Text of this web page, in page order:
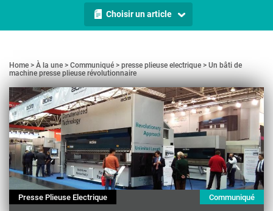
Choisir un article
Home À la une Communiqué presse plieuse electrique
Un bâti de
machine presse plieuse révolutionnaire
Presse Plieuse Electrique Communiqué